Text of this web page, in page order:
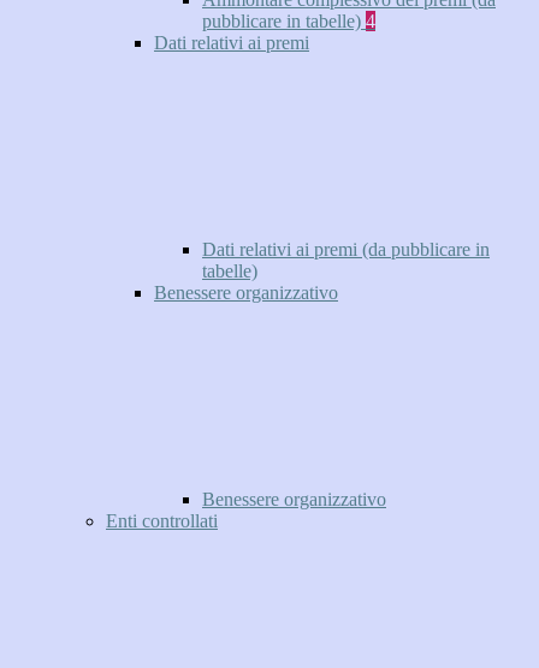
pubblicare in tabelle) 4
Dati relativi ai premi
Dati relativi ai premi (da pubblicare in
tabelle)
Benessere organizzativo
Benessere organizzativo
Enti controllati